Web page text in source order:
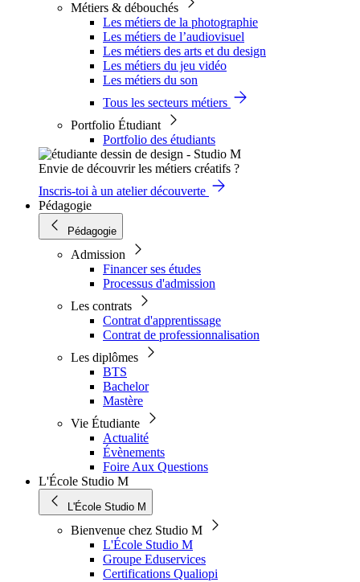
Métiers & débouchés
Les métiers de la photographie
Les métiers de l’audiovisuel
Les métiers des arts et du design
Les métiers du jeu vidéo
Les métiers du son
Tous les secteurs métiers
Portfolio Étudiant
Portfolio des étudiants
Envie de découvrir les métiers créatifs ?
Inscris-toi à un atelier découverte
Pédagogie
Pédagogie
Admission
Financer ses études
Processus d'admission
Les contrats
Contrat d'apprentissage
Contrat de professionnalisation
Les diplômes
BTS
Bachelor
Mastère
Vie Étudiante
Actualité
Évènements
Foire Aux Questions
L'École Studio M
L'École Studio M
Bienvenue chez Studio M
L'École Studio M
Groupe Eduservices
Certifications Qualiopi